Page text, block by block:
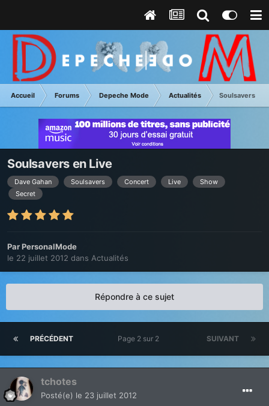
Accueil Forums Depeche Mode Actualités Soulsavers en
Soulsavers en Live
Dave Gahan Soulsavers Concert Live
Show
Secret
ParPersonalMode
le 22 juillet 2012 dans Actualités
Répondre à ce sujet
PRÉCÉDENT SUIVANT
Page 2 sur 2
tchotes
Posté(e) le 23 juillet 2012